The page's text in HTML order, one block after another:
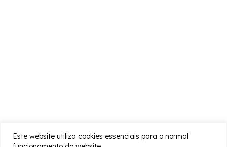
Este website utiliza cookies essenciais para o normal